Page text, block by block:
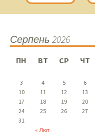
Серпень 2026
ПН ВТ СР ЧТ
« Лют
3
4 5 6
10
11 12 13
17
18 19 20
24
25 26 27
31